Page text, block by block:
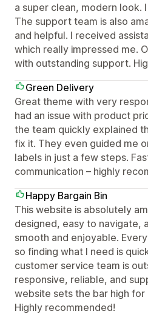
a super clean, modern look.
The support team is also
and helpful. I received
which really impressed me.
with outstanding support.
Green Delivery
Great theme with very
had an issue with product
the team quickly explained
fix it. They even guided me
labels in just a few steps.
communication – highly
Happy Bargain Bin
This website is absolutely
designed, easy to navigate,
smooth and enjoyable.
so finding what I need is
customer service team is
responsive, reliable, and
website sets the bar high for
Highly recommended!